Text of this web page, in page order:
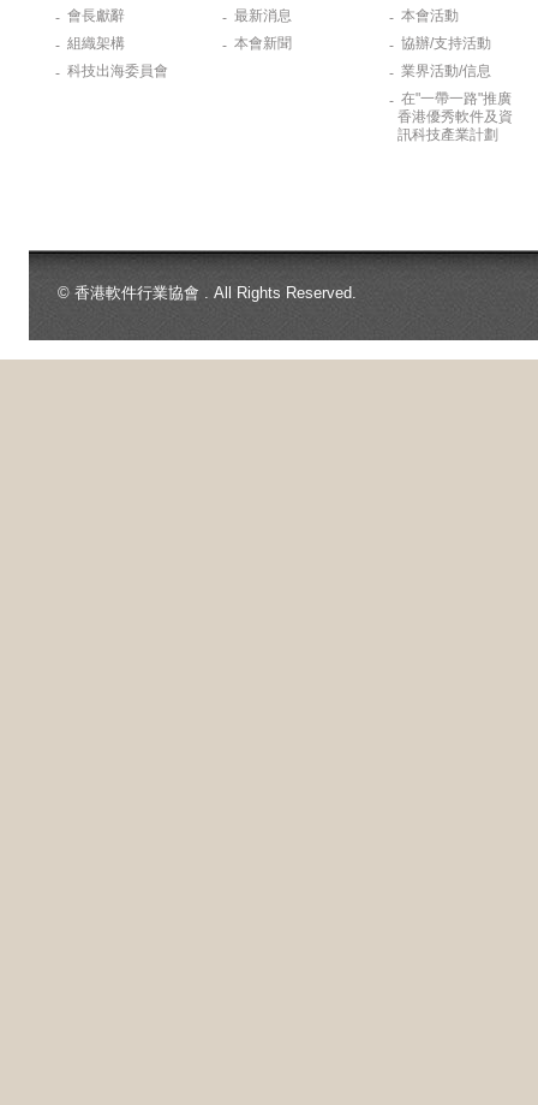
- 會長獻辭
- 組織架構
- 科技出海委員會
- 最新消息
- 本會新聞
- 本會活動
- 協辦/支持活動
- 業界活動/信息
- 在"一帶一路"推廣
香港優秀軟件及資
訊科技產業計劃
© 香港軟件行業協會 . All Rights Reserved.